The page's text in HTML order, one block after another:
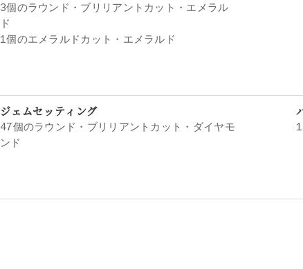
3個のラウンド・ブリリアントカット・エメラル
ド
1個のエメラルドカット・エメラルド
ジェムセッティング
47個のラウンド・ブリリアントカット・ダイヤモ
ンド